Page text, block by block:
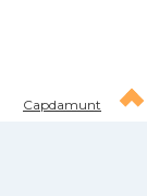
Capdamunt